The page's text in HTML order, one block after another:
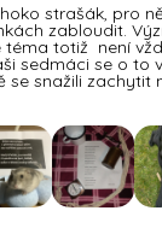
strašák, pro
zabloudit.
téma totiž není
sedmáci se o to
se snažili zachytit